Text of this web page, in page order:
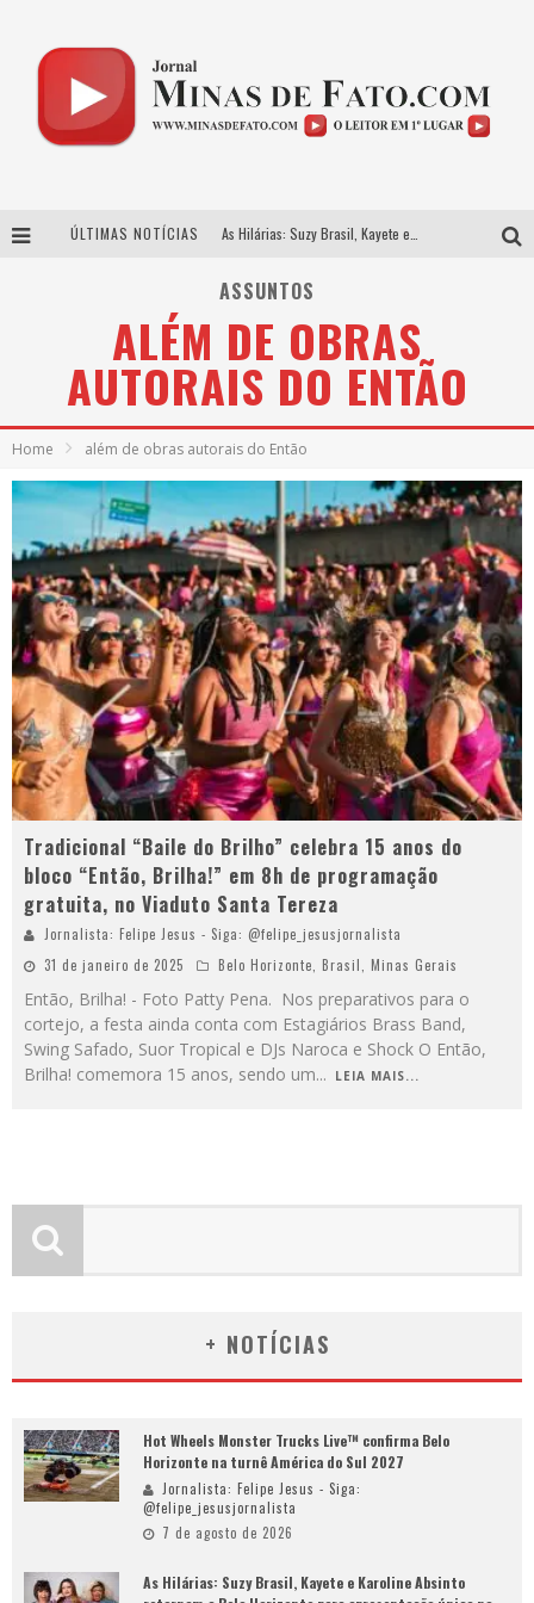
ÚLTIMAS NOTÍCIAS
Usecorp consolida a ‘economia do uso’ no B2B brasileiro, vira S.A. e impulsiona expansão com novo fundo estruturado
Hot Wheels Monster Trucks Live™ confirma Belo Horizonte na turnê América do Sul 2027
ASSUNTOS
ALÉM DE OBRAS
AUTORAIS DO ENTÃO
Home além de obras autorais do Então
Tradicional “Baile do Brilho” celebra 15 anos do
bloco “Então, Brilha!” em 8h de programação
gratuita, no Viaduto Santa Tereza
Jornalista: Felipe Jesus - Siga: @felipe_jesusjornalista
31 de janeiro de 2025
Belo Horizonte, Brasil, Minas Gerais
Então, Brilha! - Foto Patty Pena. Nos preparativos para o
cortejo, a festa ainda conta com Estagiários Brass Band,
Swing Safado, Suor Tropical e DJs Naroca e Shock O Então,
Brilha! comemora 15 anos, sendo um... LEIA MAIS...
+ NOTÍCIAS
Hot Wheels Monster Trucks Live™ confirma Belo
Horizonte na turnê América do Sul 2027
Jornalista: Felipe Jesus - Siga:
@felipe_jesusjornalista
7 de agosto de 2026
As Hilárias: Suzy Brasil, Kayete e Karoline Absinto